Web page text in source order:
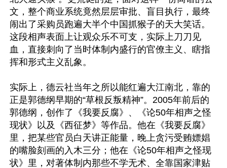
文，整个商业系统竟然层层审批、盲目执行，最终
闹出了采购员跑遍大半个中国抓猴子的天大笑话。
这段相声表面上让观众乐不可支，实际上刀刀见
血，直接刺向了当时体制内盛行的官僚主义、瞎指
挥和形式主义乱象。
实际上，德云社当年之所以能红遍大江南北，靠的
正是郭德纲早期的“草根反叛精神”。2005年前后的
郭德纲，创作了《我要反腐》、《论50年相声之怪
现状》以及《西征梦》等作品。他在《我要反腐》
里，把某些官员白天讲正能量，晚上贪污受贿嫖娼
的嘴脸刻画的入木三分；他在《论50年相声之怪现
状》里，对著体制内那些不学无术、全靠国家津贴